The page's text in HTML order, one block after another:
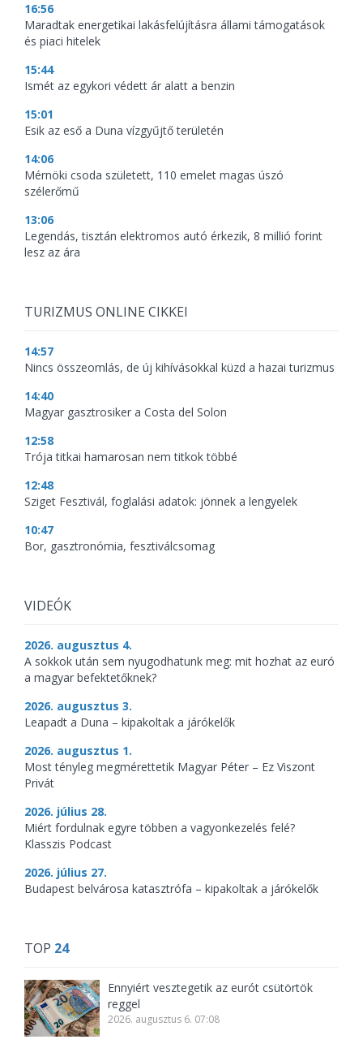
16:56
Maradtak energetikai lakásfelújításra állami támogatások
és piaci hitelek
15:44
Ismét az egykori védett ár alatt a benzin
15:01
Esik az eső a Duna vízgyűjtő területén
14:06
Mérnöki csoda született, 110 emelet magas úszó
szélerőmű
13:06
Legendás, tisztán elektromos autó érkezik, 8 millió forint
lesz az ára
TURIZMUS ONLINE CIKKEI
14:57
Nincs összeomlás, de új kihívásokkal küzd a hazai turizmus
14:40
Magyar gasztrosiker a Costa del Solon
12:58
Trója titkai hamarosan nem titkok többé
12:48
Sziget Fesztivál, foglalási adatok: jönnek a lengyelek
10:47
Bor, gasztronómia, fesztiválcsomag
VIDEÓK
2026. augusztus 4.
A sokkok után sem nyugodhatunk meg: mit hozhat az euró
a magyar befektetőknek?
2026. augusztus 3.
Leapadt a Duna – kipakoltak a járókelők
2026. augusztus 1.
Most tényleg megmérettetik Magyar Péter – Ez Viszont
Privát
2026. július 28.
Miért fordulnak egyre többen a vagyonkezelés felé?
Klasszis Podcast
2026. július 27.
Budapest belvárosa katasztrófa – kipakoltak a járókelők
TOP 24
Ennyiért vesztegetik az eurót csütörtök
reggel
2026. augusztus 6. 07:08